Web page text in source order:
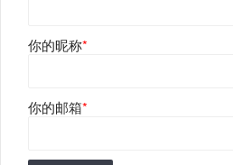
你的昵称*
你的邮箱*